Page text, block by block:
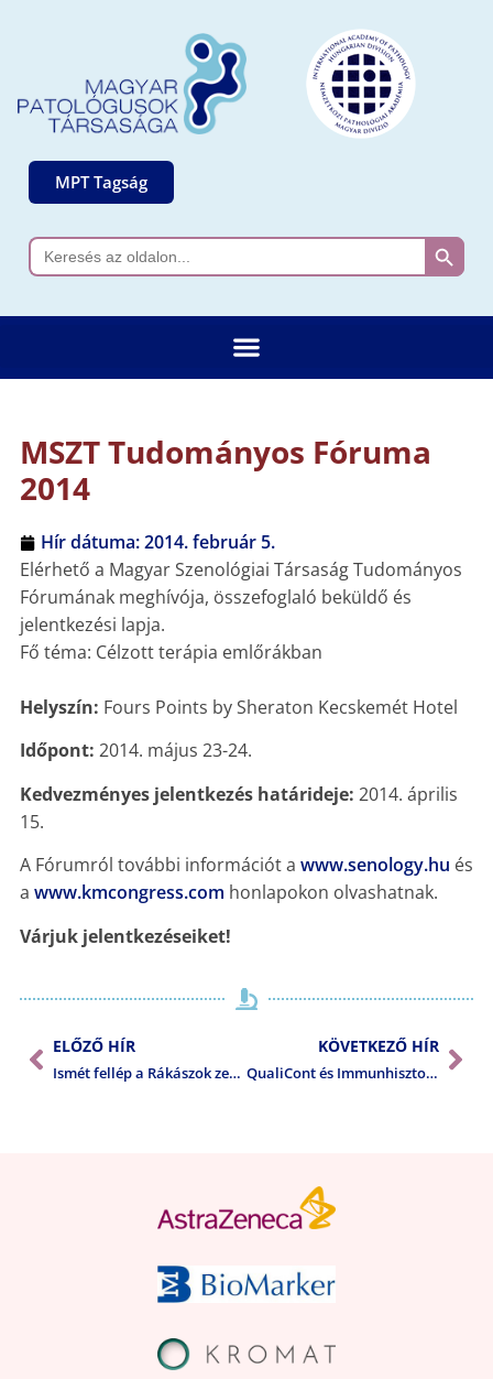
MPT Tagság
Search
for:
Search
MSZT Tudományos Fóruma
2014
Hír dátuma:2014. február 5.
Elérhető a Magyar Szenológiai Társaság Tudományos
Fórumának meghívója, összefoglaló beküldő és
jelentkezési lapja.
Fő téma: Célzott terápia emlőrákban
Helyszín: Fours Points by Sheraton Kecskemét Hotel
Időpont: 2014. május 23-24.
Kedvezményes jelentkezés határideje: 2014. április
15.
A Fórumról további információt a www.senology.hu és
a www.kmcongress.com honlapokon olvashatnak.
Várjuk jelentkezéseiket!
ELŐZŐ HÍR
Ismét fellép a Rákászok zenekar
KÖVETKEZŐ HÍR
QualiCont és Immunhisztokémiai Továbbképzés